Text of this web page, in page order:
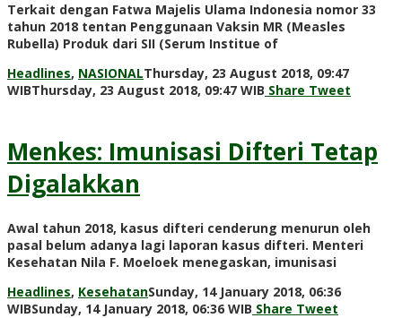
Terkait dengan Fatwa Majelis Ulama Indonesia nomor 33
tahun 2018 tentan Penggunaan Vaksin MR (Measles
Rubella) Produk dari SII (Serum Institue of
Headlines, NASIONALThursday, 23 August 2018, 09:47
WIBThursday, 23 August 2018, 09:47 WIB by
Share Tweet
Menkes: Imunisasi Difteri Tetap
Digalakkan
Awal tahun 2018, kasus difteri cenderung menurun oleh
pasal belum adanya lagi laporan kasus difteri. Menteri
Kesehatan Nila F. Moeloek menegaskan, imunisasi
Headlines, KesehatanSunday, 14 January 2018, 06:36
WIBSunday, 14 January 2018, 06:36 WIB by
Share Tweet